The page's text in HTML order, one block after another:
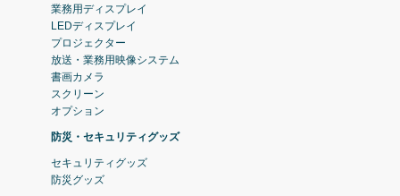
業務用ディスプレイ
LEDディスプレイ
プロジェクター
放送・業務用映像システム
書画カメラ
スクリーン
オプション
防災・セキュリティグッズ
セキュリティグッズ
防災グッズ